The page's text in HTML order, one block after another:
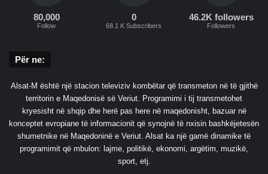
80,000
Follow
0
68.1 K Subscribers
46.2K followers
Followers
Për ne:
Alsat-M është një stacion televiziv kombëtar që transmeton në të gjithë
territorin e Maqedonisë së Veriut. Programimi i tij transmetohet
kryesisht në shqip dhe herë pas here në maqedonisht, bazuar në
konceptet evropiane të informacionit që synojnë të nxisin bashkëjetesën
shumetnike në Maqedoninë e Veriut. Alsat ka një gamë dinamike të
programimit që mbulon: lajme, politikë, ekonomi, argëtim, muzikë,
sport, etj.